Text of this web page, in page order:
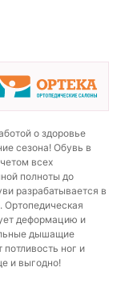
о здоровье
сезона! Обувь в
всех
полноты до
разрабатывается в
Ортопедическая
деформацию и
дышащие
ног и
и выгодно!